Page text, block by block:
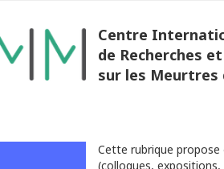
Centre
de Recherches
sur les Meurtres
Cette rubrique
(colloques,